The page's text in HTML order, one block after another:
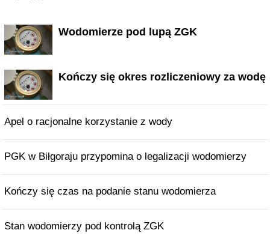
Wodomierze pod lupą ZGK
Kończy się okres rozliczeniowy za wodę
Apel o racjonalne korzystanie z wody
PGK w Biłgoraju przypomina o legalizacji wodomierzy
Kończy się czas na podanie stanu wodomierza
Stan wodomierzy pod kontrolą ZGK